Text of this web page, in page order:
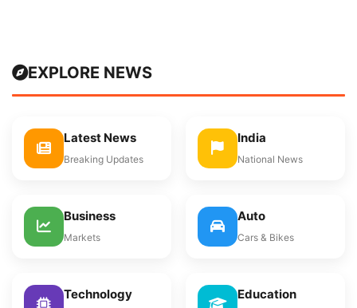
EXPLORE NEWS
Latest News
Breaking Updates
India
National News
Business
Markets
Auto
Cars & Bikes
Technology Education